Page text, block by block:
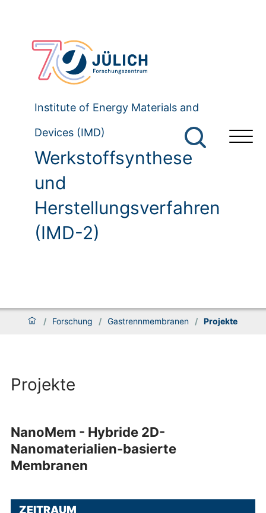
Institute of Energy Materials and
Devices (IMD)
Werkstoffsynthese
und
Herstellungsverfahren
(IMD-2)
/ Forschung / Gastrennmembranen / Projekte
Projekte
NanoMem - Hybride 2D-
Nanomaterialien-basierte
Membranen
ZEITRAUM